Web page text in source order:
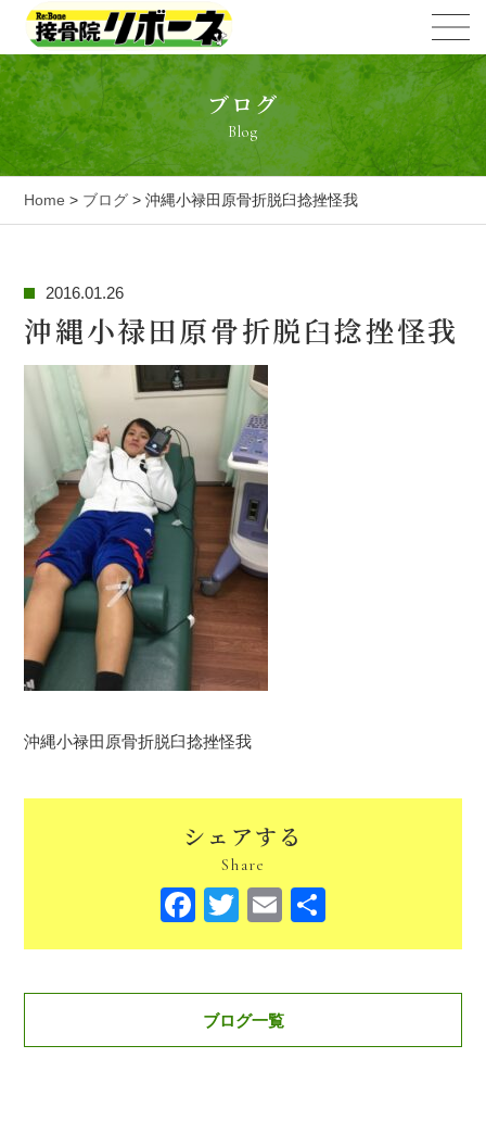
ブログ
Blog
Home > ブログ > 沖縄小禄田原骨折脱臼捻挫怪我
2016.01.26
沖縄小禄田原骨折脱臼捻挫怪我
沖縄小禄田原骨折脱臼捻挫怪我
シェアする
Share
Facebook
TwitterEmail
有
ブログ一覧